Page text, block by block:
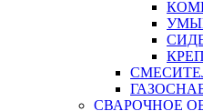
СВАРОЧНОЕ